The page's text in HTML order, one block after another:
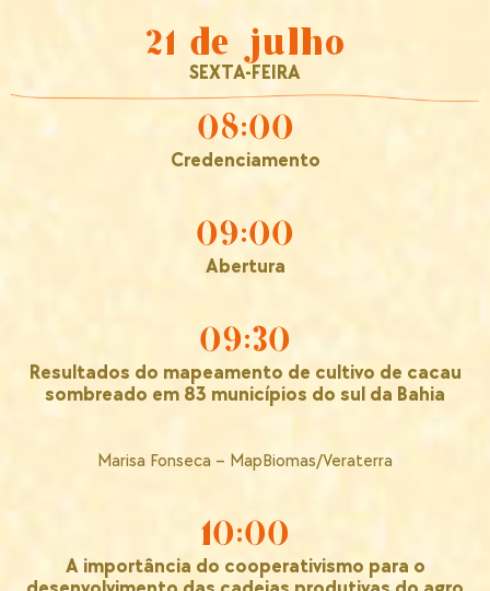
21 de julho
SEXTA-FEIRA
08:00
Credenciamento
09:00
Abertura
09:30
Resultados do mapeamento de cultivo de cacau
sombreado em 83 municípios do sul da Bahia
Marisa Fonseca – MapBiomas/Veraterra
10:00
A importância do cooperativismo para o